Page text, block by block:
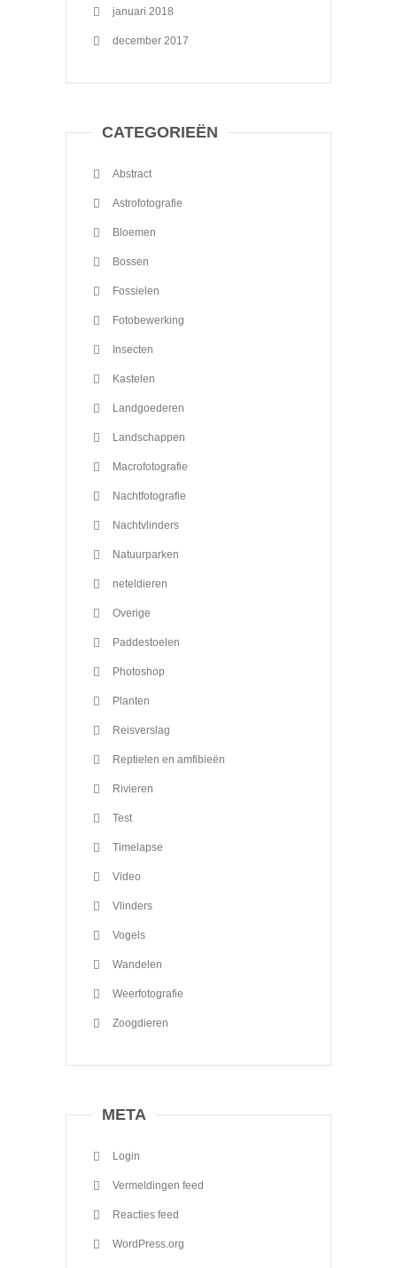
januari 2018
december 2017
CATEGORIEËN
Abstract
Astrofotografie
Bloemen
Bossen
Fossielen
Fotobewerking
Insecten
Kastelen
Landgoederen
Landschappen
Macrofotografie
Nachtfotografie
Nachtvlinders
Natuurparken
neteldieren
Overige
Paddestoelen
Photoshop
Planten
Reisverslag
Reptielen en amfibieën
Rivieren
Test
Timelapse
Video
Vlinders
Vogels
Wandelen
Weerfotografie
Zoogdieren
META
Login
Vermeldingen feed
Reacties feed
WordPress.org